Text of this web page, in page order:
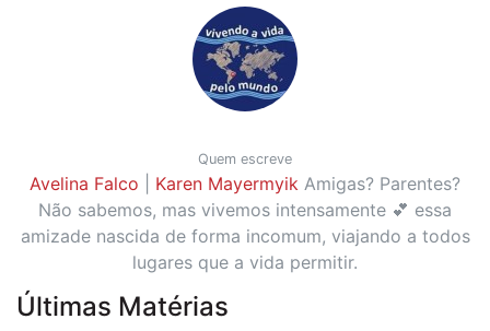
Quem escreve
Avelina Falco Karen Mayermyik Amigas? Parentes?
Não sabemos, mas vivemos intensamente 💕 essa
amizade nascida de forma incomum, viajando a todos
lugares que a vida permitir.
Últimas Matérias